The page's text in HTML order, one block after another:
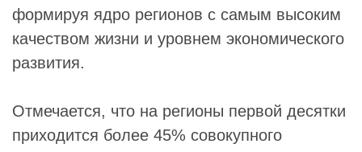
формируя ядро регионов с самым высоким
качеством жизни и уровнем экономического
развития.
Отмечается, что на регионы первой десятки
приходится более 45% совокупного